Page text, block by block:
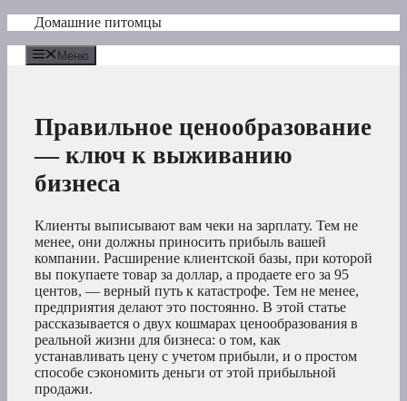
Перейти
содержимому
Домашние питомцы
Меню
Правильное ценообразование
— ключ к выживанию
бизнеса
Клиенты выписывают вам чеки на зарплату. Тем не
менее, они должны приносить прибыль вашей
компании. Расширение клиентской базы, при которой
вы покупаете товар за доллар, а продаете его за 95
центов, — верный путь к катастрофе. Тем не менее,
предприятия делают это постоянно. В этой статье
рассказывается о двух кошмарах ценообразования в
реальной жизни для бизнеса: о том, как
устанавливать цену с учетом прибыли, и о простом
способе сэкономить деньги от этой прибыльной
продажи.